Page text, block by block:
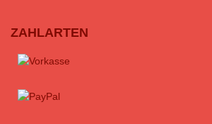
ZAHLARTEN